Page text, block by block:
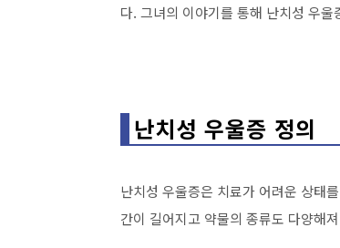
다. 그녀의 이야기를 통해 난치성 우
난치성 우울증 정의
난치성 우울증은 치료가 어려운 상태
간이 길어지고 약물의 종류도 다양해